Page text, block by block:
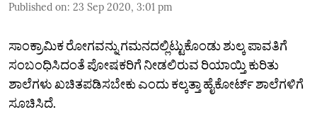
Published on: 23 Sep 2020, 3:01 pm
ಸಾಂಕ್ರಾಮಿಕ ರೋಗವನ್ನು ಗಮನದಲ್ಲಿಟ್ಟುಕೊಂಡು ಶುಲ್ಕ ಪಾವತಿಗೆ
ಸಂಬಂಧಿಸಿದಂತೆ ಪೋಷಕರಿಗೆ ನೀಡಲಿರುವ ರಿಯಾಯ್ತಿ ಕುರಿತು
ಶಾಲೆಗಳು ಖಚಿತಪಡಿಸಬೇಕು ಎಂದು ಕಲ್ಕತ್ತಾ ಹೈಕೋರ್ಟ್ ಶಾಲೆಗಳಿಗೆ
ಸೂಚಿಸಿದೆ.